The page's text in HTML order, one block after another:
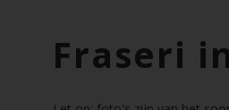
Fraseri